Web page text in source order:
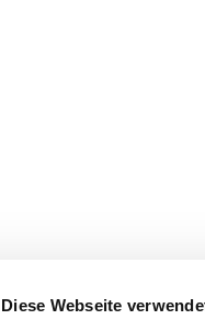
Diese Webseite